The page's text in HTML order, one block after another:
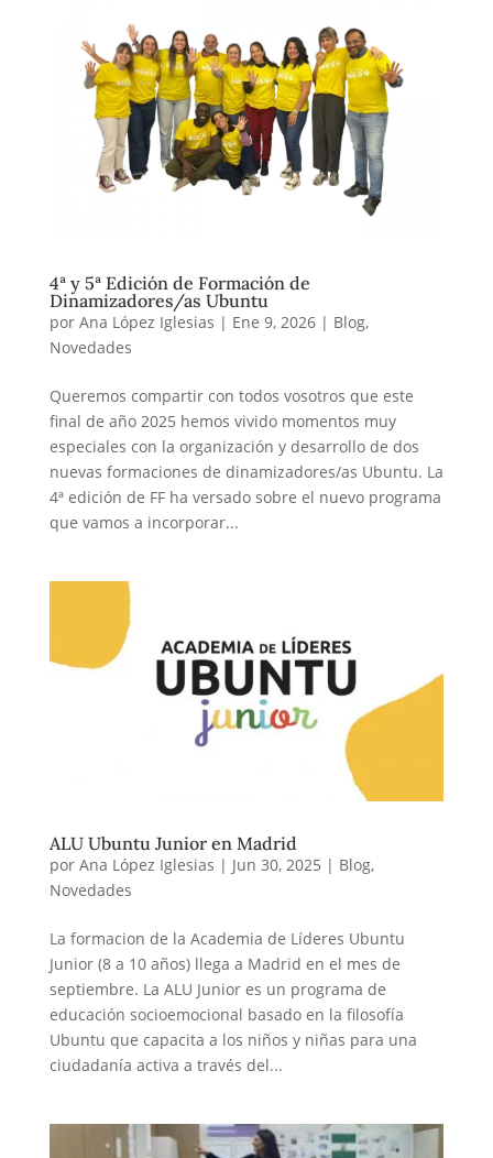
4ª y 5ª Edición de Formación de
Dinamizadores/as Ubuntu
por Ana López Iglesias | Ene 9, 2026| Blog,
Novedades
Queremos compartir con todos vosotros que este
final de año 2025 hemos vivido momentos muy
especiales con la organización y desarrollo de dos
nuevas formaciones de dinamizadores/as Ubuntu. La
4ª edición de FF ha versado sobre el nuevo programa
que vamos a incorporar...
ALU Ubuntu Junior en Madrid
por Ana López Iglesias | Jun 30, 2025 | Blog,
Novedades
La formacion de la Academia de Líderes Ubuntu
Junior (8 a 10 años) llega a Madrid en el mes de
septiembre. La ALU Junior es un programa de
educación socioemocional basado en la filosofía
Ubuntu que capacita a los niños y niñas para una
ciudadanía activa a través del...